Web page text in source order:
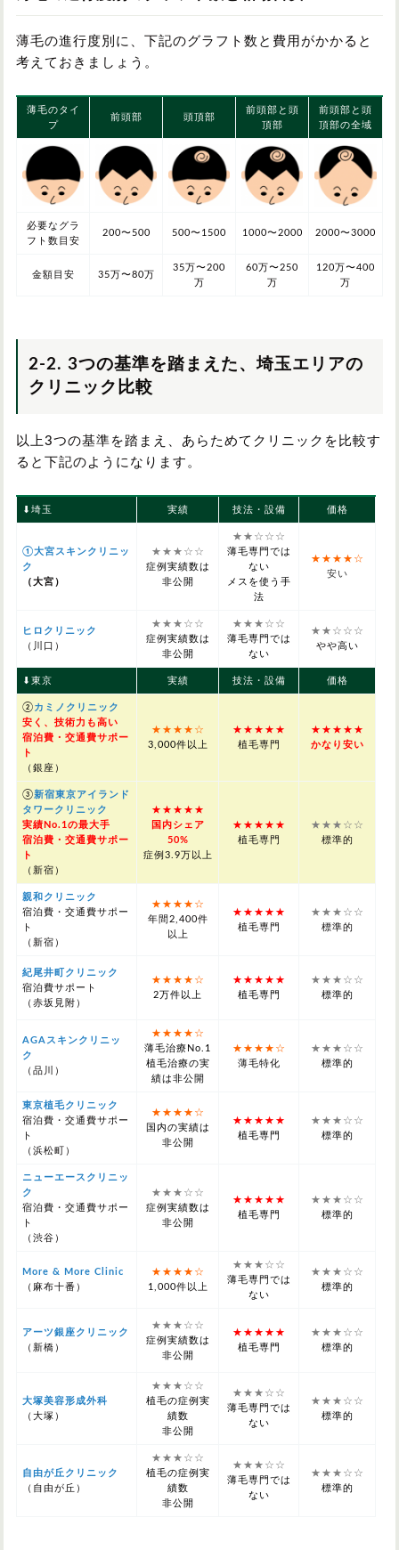
薄毛の進行度別に、下記のグラフト数と費用がかかると
考えておきましょう。
薄毛のタイ
プ
前頭部 頭頂部
前頭部と頭
頂部
前頭部と頭
頂部の全域
必要なグラ
フト数目安
200〜500 500〜1500 1000〜2000 2000〜3000
金額目安 35万〜80万
35万〜200
万
60万〜250
万
120万〜400
万
2-2. 3つの基準を踏まえた、埼玉エリアの
クリニック比較
以上3つの基準を踏まえ、あらためてクリニックを比較す
ると下記のようになります。
⬇︎埼玉 実績 技法・設備 価格
①大宮スキンクリニッ
ク
（大宮）
★★★☆☆
症例実績数は
非公開
★★☆☆☆
薄毛専門では
ない
メスを使う手
法
★★★★☆
安い
ヒロクリニック
（川口）
★★★☆☆
症例実績数は
非公開
★★★☆☆
薄毛専門では
ない
★★☆☆☆
やや高い
⬇︎東京 実績 技法・設備 価格
②カミノクリニック
安く、技術力も高い
宿泊費・交通費サポー
ト
（銀座）
★★★★☆
3,000件以上
★★★★★
植毛専門
★★★★★
かなり安い
③新宿東京アイランド
タワークリニック
実績No.1の最大手
宿泊費・交通費サポー
ト
（新宿）
★★★★★
国内シェア
50%
症例3.9万以上
★★★★★
植毛専門
★★★☆☆
標準的
親和クリニック
宿泊費・交通費サポー
ト
（新宿）
★★★★☆
年間2,400件
以上
★★★★★
植毛専門
★★★☆☆
標準的
紀尾井町クリニック
宿泊費サポート
（赤坂見附）
★★★★☆
2万件以上
★★★★★
植毛専門
★★★☆☆
標準的
AGAスキンクリニッ
ク
（品川）
★★★★☆
薄毛治療No.1
植毛治療の実
績は非公開
★★★★☆
薄毛特化
★★★☆☆
標準的
東京植毛クリニック
宿泊費・交通費サポー
ト
（浜松町）
★★★★☆
国内の実績は
非公開
★★★★★
植毛専門
★★★☆☆
標準的
ニューエースクリニッ
ク
宿泊費・交通費サポー
ト
（渋谷）
★★★☆☆
症例実績数は
非公開
★★★★★
植毛専門
★★★☆☆
標準的
More & More Clinic
（麻布十番）
★★★★☆
1,000件以上
★★★☆☆
薄毛専門では
ない
★★★☆☆
標準的
アーツ銀座クリニック
（新橋）
★★★☆☆
症例実績数は
非公開
★★★★★
植毛専門
★★★☆☆
標準的
大塚美容形成外科
（大塚）
★★★☆☆
植毛の症例実
績数
非公開
★★★☆☆
薄毛専門では
ない
★★★☆☆
標準的
自由が丘クリニック
（自由が丘）
★★★☆☆
植毛の症例実
績数
非公開
★★★☆☆
薄毛専門では
ない
★★★☆☆
標準的